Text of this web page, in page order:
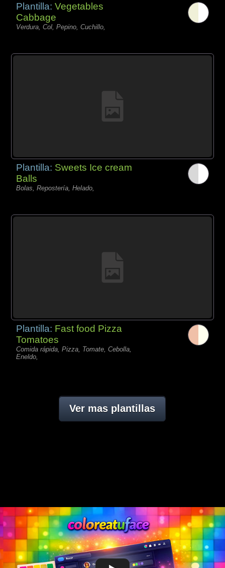
Plantilla:Vegetables
Cabbage
Verdura, Col, Pepino, Cuchillo,
Plantilla: Sweets Ice cream
Balls
Bolas, Repostería, Helado,
Plantilla: Fast food Pizza
Tomatoes
Comida rápida, Pizza, Tomate, Cebolla,
Eneldo,
Ver mas plantillas